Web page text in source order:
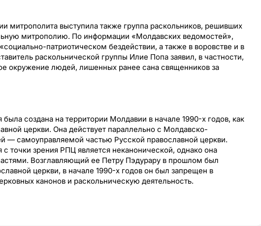
митрополита выступила также группа раскольников, решивших
митрополию. По информации «Молдавских ведомостей»,
патриотическом бездействии, а также в воровстве и в
раскольнической группы Илие Попа заявил, в частности,
окружение людей, лишенных ранее сана священников за
создана на территории Молдавии в начале 1990-х годов, как
церкви. Она действует параллельно с Молдавско-
— самоуправляемой частью Русской православной церкви.
точки зрения РПЦ является неканонической, однако она
Возглавляющий ее Петру Пэдурару в прошлом был
церкви, в начале 1990-х годов он был запрещен в
канонов и раскольническую деятельность.